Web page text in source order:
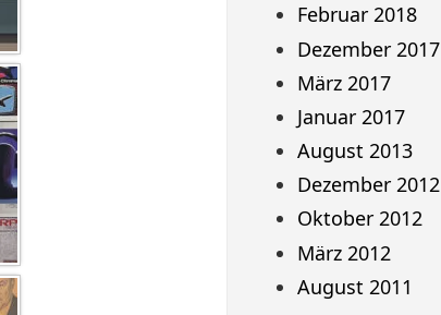
Februar 2018
Dezember 2017
März 2017
Januar 2017
August 2013
Dezember 2012
Oktober 2012
März 2012
August 2011